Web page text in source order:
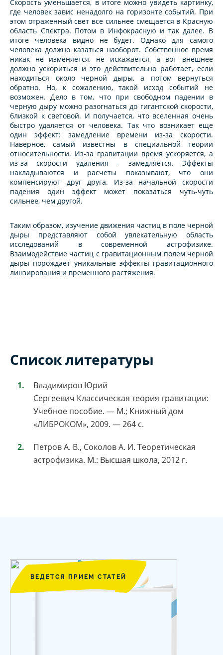
Скорость уменьшается, в итоге можно увидеть картинку,
где человек завис ненадолго на горизонте событий. При
этом отраженный свет все сильнее смещается в Красную
область Спектра. Потом в Инфокрасную и так далее. В
итоге человека видно не будет. Однако для самого
человека должно казаться наоборот. Собственное время
никак не изменяется, не искажается, а вот внешнее
должно ускориться и это действительно работает, если
находиться около черной дыры, а потом вернуться
обратно. Но, к сожалению, такой исход событий не
возможен. Дело в том, что при свободном падении в
черную дыру можно разогнаться до гигантской скорости,
близкой к световой. И получается, что вселенная очень
быстро удаляется от человека. Так что возникает еще
один эффект: замедление времени из-за скорости.
Наверное, самый известны в специальной теории
относительности. Из-за гравитации время ускоряется, а
из-за скорости удаления - замедляется. Эффекты
накладываются и расчеты показывают, что они
компенсируют друг друга. Из-за начальной скорости
падения один эффект может показаться чуть-чуть
сильнее, чем другой.
Таким образом, изучение движения частиц в поле черной
дыры представляют собой увлекательную область
исследований в современной астрофизике.
Взаимодействие частиц с гравитационным полем черной
дыры порождает уникальные эффекты гравитационного
линзирования и временного растяжения.
Список литературы
Владимиров Юрий
Сергеевич Классическая теория гравитации:
Учебное пособие. — М.; Книжный дом
«ЛИБРОКОМ», 2009. — 264 с.
Петров А. В., Соколов А. И. Теоретическая
астрофизика. М.: Высшая школа, 2012 г.
ВЕДЕТСЯ ПРИЕМ СТАТЕЙ